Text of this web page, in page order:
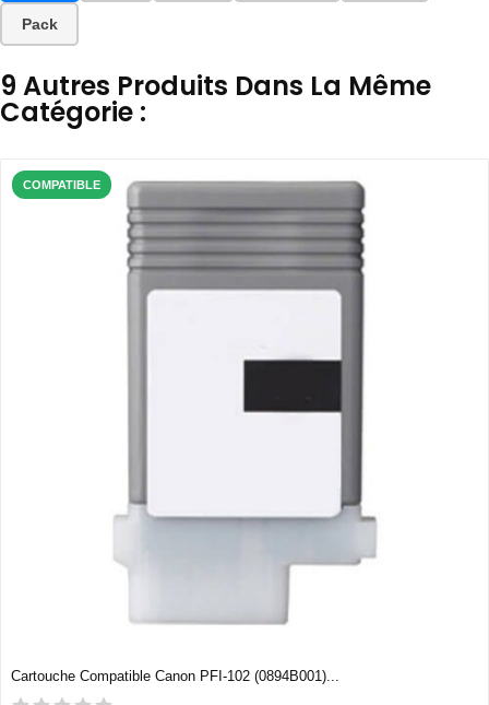
Pack
9 Autres Produits Dans La Même
Catégorie :
COMPATIBLE
Cartouche Compatible Canon PFI-102 (0894B001)...